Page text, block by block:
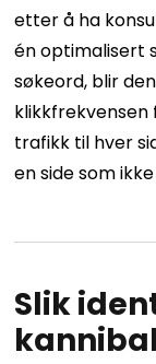
etter å ha
én optimalisert
søkeord, blir
klikkfrekvensen
trafikk til hver
en side som
Slik